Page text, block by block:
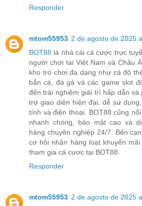
Responder
mtom55953 2 de agosto de 2025
BOT88 là nhà cái cá cược trực
người chơi tại Việt Nam và Châu
kho trò chơi đa dạng như cá độ
bắn cá, đá gà và các game slot
đến trải nghiệm giải trí hấp dẫn và
trợ giao diện hiện đại, dễ sử
tính và điện thoại. BOT88 cũng
nhanh chóng, bảo mật cao và
hàng chuyên nghiệp 24/7. Bên
cơ hội nhận hàng loạt khuyến
tham gia cá cược tại BOT88.
Responder
mtom55953 2 de agosto de 2025